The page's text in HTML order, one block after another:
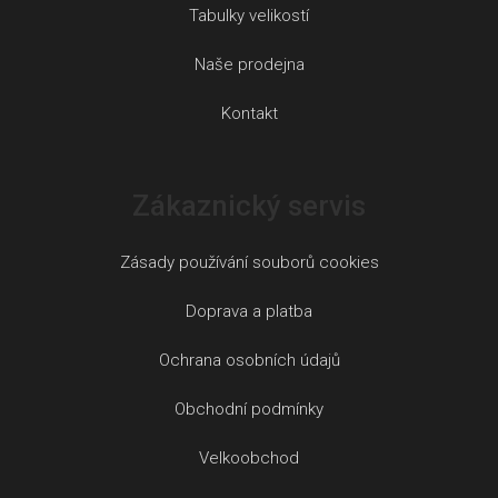
Tabulky velikostí
Naše prodejna
Kontakt
Zásady používání souborů cookies
Doprava a platba
Ochrana osobních údajů
Obchodní podmínky
Velkoobchod